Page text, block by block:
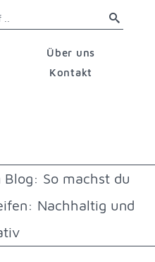
Über uns
Kontakt
Blog: So machst du
Nachhaltig und